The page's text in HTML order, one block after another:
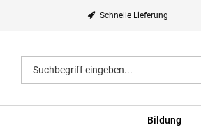
Schnelle Lieferung
Bildung